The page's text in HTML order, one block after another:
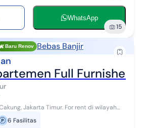
WhatsApp
15
Baru Renov Bebas Banjir
Full Furnished
Timur. For rent di wilayah
adalah sebagai berikut: - Kamar
6 Fasilitas